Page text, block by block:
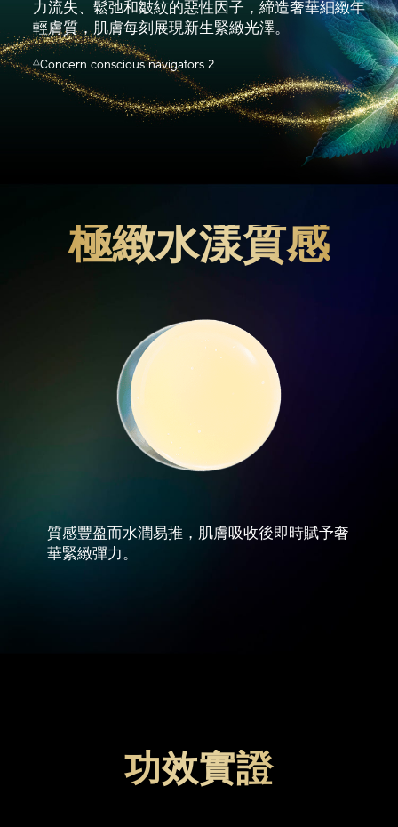
力流失、鬆弛和皺紋的惡性因子，締造奢華細緻年
輕膚質，肌膚每刻展現新生緊緻光澤。
△Concern conscious navigators 2
極緻水漾質感
質感豐盈而水潤易推，肌膚吸收後即時賦予奢
華緊緻彈力。
功效實證